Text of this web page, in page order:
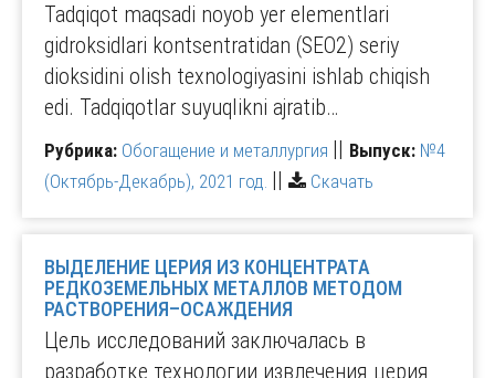
Tadqiqot maqsadi noyob yer elementlari
gidroksidlari kontsentratidan (SEO2) seriy
dioksidini olish texnologiyasini ishlab chiqish
edi. Tadqiqotlar suyuqlikni ajratib…
Рубрика: Обогащение и металлургия || Выпуск: №4
(Октябрь-Декабрь), 2021 год. || Скачать
ВЫДЕЛЕНИЕ ЦЕРИЯ ИЗ КОНЦЕНТРАТА
РЕДКОЗЕМЕЛЬНЫХ МЕТАЛЛОВ МЕТОДОМ
РАСТВОРЕНИЯ–ОСАЖДЕНИЯ
Цель исследований заключалась в
разработке технологии извлечения церия